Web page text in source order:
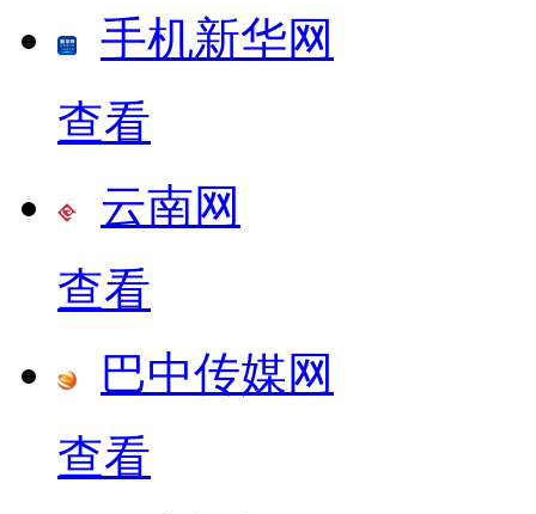
手机新华网
查看
云南网
查看
巴中传媒网
查看